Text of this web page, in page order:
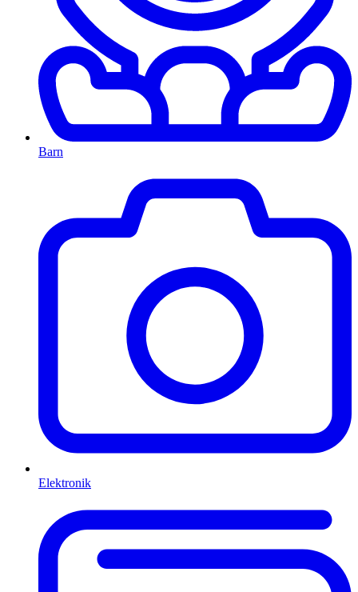
Barn
Elektronik